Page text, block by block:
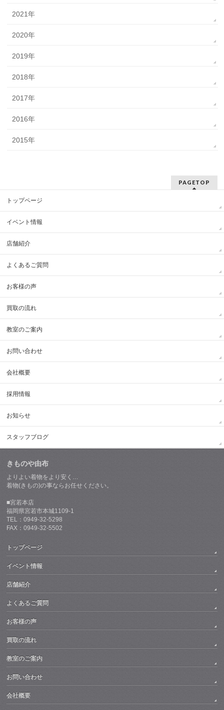
2021年
2020年
2019年
2018年
2017年
2016年
2015年
PAGETOP
トップページ
イベント情報
店舗紹介
よくあるご質問
お客様の声
買取の流れ
教室のご案内
お問い合わせ
会社概要
採用情報
お知らせ
スタッフブログ
きものや由布
よりよい着物をより安く…
着物(きもの)の事ならお任せください。
■宮若本店
福岡県宮若市本城1109-1
TEL：0949-32-5298
FAX：0949-32-5502
トップページ
イベント情報
店舗紹介
よくあるご質問
お客様の声
買取の流れ
教室のご案内
お問い合わせ
会社概要